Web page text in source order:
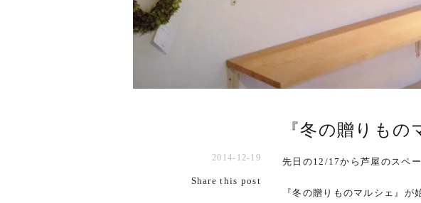
『冬の贈りもの
2014-12-19
Share this post
先日の12/17から芦屋のスペ
『冬の贈りものマルシェ』が